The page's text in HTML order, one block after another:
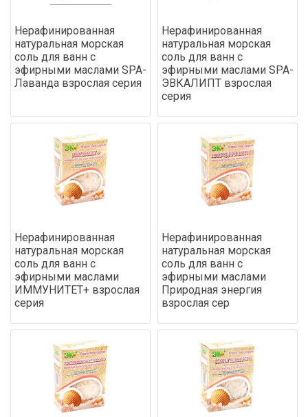
Нерафинированная
натуральная морская
соль для ванн с
эфирными маслами SPA-
Лаванда взрослая серия
Нерафинированная
натуральная морская
соль для ванн с
эфирными маслами SPA-
ЭВКАЛИПТ взрослая
серия
Нерафинированная
натуральная морская
соль для ванн с
эфирными маслами
ИММУНИТЕТ+ взрослая
серия
Нерафинированная
натуральная морская
соль для ванн с
эфирными маслами
Природная энергия
взрослая сер